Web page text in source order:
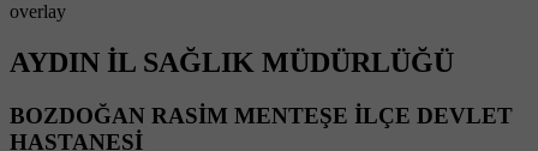
overlay
AYDIN İL SAĞLIK MÜDÜRLÜĞÜ
BOZDOĞAN RASİM MENTEŞE İLÇE DEVLET
HASTANESİ